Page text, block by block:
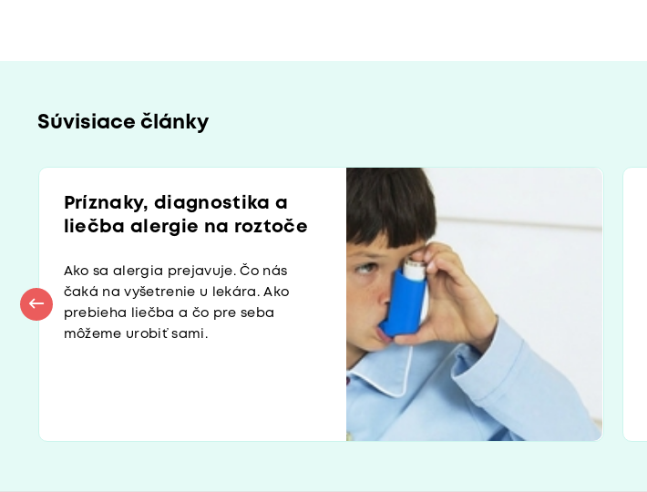
Súvisiace články
Príznaky, diagnostika a
liečba alergie na roztoče
Ako sa alergia prejavuje. Čo nás
čaká na vyšetrenie u lekára. Ako
prebieha liečba a čo pre seba
môžeme urobiť sami.